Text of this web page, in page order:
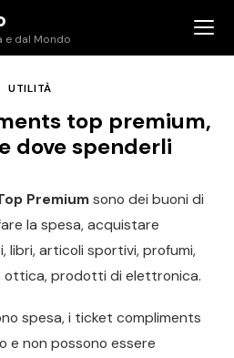
e dal Mondo
UTILITÀ
top premium,
dove spenderli
Premiumsono dei buoni di
la spesa, acquistare
libri, articoli sportivi, profumi,
ottica, prodotti di elettronica.
spesa, i ticket compliments
e non possono essere